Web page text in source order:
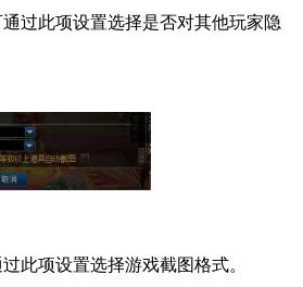
过此项设置选择是否对其他玩家隐
此项设置选择游戏截图格式。